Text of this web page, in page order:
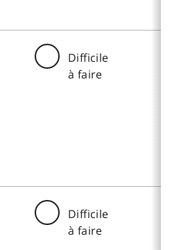
Difficile
à faire
Difficile
à faire